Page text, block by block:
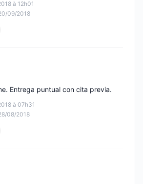
à 12h01
09/2018
à 07h31
08/2018
Entrega puntual con cita previa.